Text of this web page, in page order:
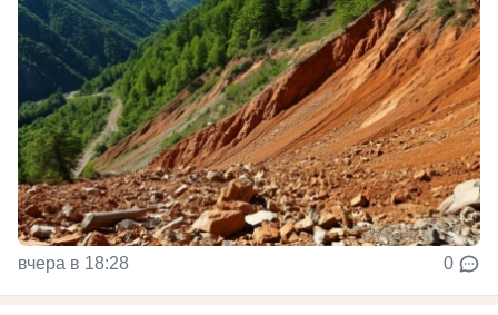
вчера в 18:28 0